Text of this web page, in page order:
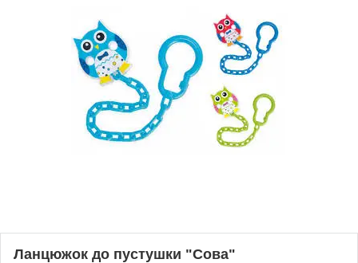
Ланцюжок до пустушки "Сова"